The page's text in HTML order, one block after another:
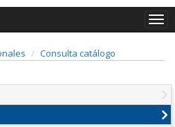
Consulta catálogo